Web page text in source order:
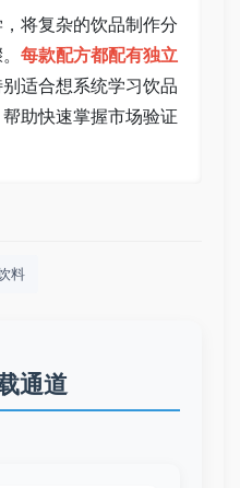
将复杂的饮品制作分
每款配方都配有独立
别适合想系统学习饮品
助快速掌握市场验证
料
通道